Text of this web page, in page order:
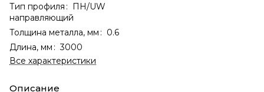
Тип профиля : ПН/UW
направляющий
Толщина металла, мм : 0.6
Длина, мм : 3000
Все характеристики
Описание